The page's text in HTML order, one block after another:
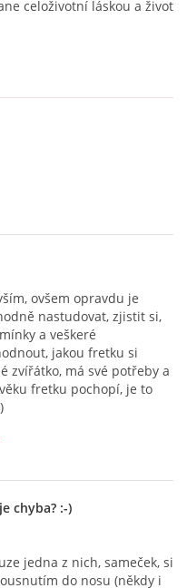
celoživotní láskou a život
ovšem opravdu je
nastudovat, zjistit si,
a veškeré
jakou fretku si
zvířátko, má své potřeby a
fretku pochopí, je to
chyba? :-)
jedna z nich, sameček, si
do nosu (někdy i